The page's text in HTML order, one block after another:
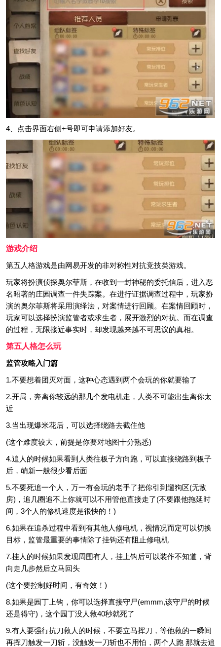
4、点击界面右侧+号即可申请添加好友。
游戏介绍
第五人格游戏是由网易开发的非对称性对抗竞技类游戏。
玩家将扮演侦探奥尔菲斯，在收到一封神秘的委托信后，进入恶
名昭著的庄园调查一件失踪案。在进行证据调查过程中，玩家扮
演的奥尔菲斯将采用演绎法，对案情进行回顾。在案情回顾时，
玩家可以选择扮演监管者或求生者，展开激烈的对抗。而在调查
的过程，无限接近事实时，却发现越来越不可思议的真相。
第五人格怎么玩
监管攻略入门篇
1.不要想着团灭对面，这种心态遇到两个会玩的你就要输了
2.开局，奔离你较远的那几个发电机走，人类不可能出生离你太
近
3.当出现爆米花后，可以选择绕路去截住他
(这个难度较大，前提是你要对地图十分熟悉)
4.追人的时候如果看到人类往板子方向跑，可以直接绕路到板子
后，萌新一般很少看后面
5.不要死追一个人，万一有会玩的老手了把你引到遛狗区(无敌
房)，追几圈追不上你就可以不用管他直接走了(不要跟他拖延时
间，3个人的修机速度是很快的！)
6.如果在追杀过程中看到有其他人修电机，视情况而定可以切换
目标，监管最重要的事情除了挂钩还有阻止修电机
7.挂人的时候如果发现周围有人，挂上钩后可以装作不知道，背
向走几步然后立马回头
(这个要控制好时间，有奇效！)
8.如果是园丁上钩，你可以选择直接守尸(emmm,该守尸的时候
还是得守)，这个园丁没人救40秒就死了
9.有人要强行抗刀救人的时候，不要立马挥刀，等他救的一瞬间
再挥刀触发一刀斩，没触发一刀斩也不用怕，两个人跑 那就去追